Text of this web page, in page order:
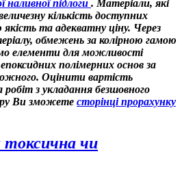
підлоги . Матеріали, які
кількість доступних
якість та адекватну ціну. Через
обмежень за колірною гамою
елементи для можливості
полімерних основ за
Оцінити вартість
робіт з укладання безшовного
Ви зможете сторінці прорахунку
токсична чи